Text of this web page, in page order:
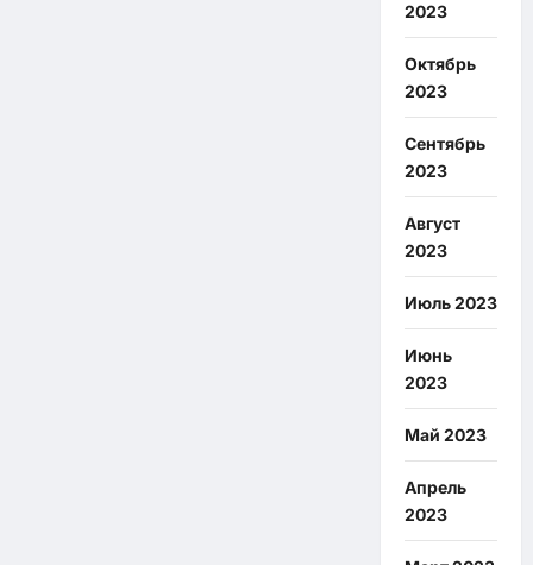
2023
Октябрь
2023
Сентябрь
2023
Август
2023
Июль 2023
Июнь
2023
Май 2023
Апрель
2023